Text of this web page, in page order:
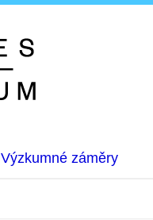
Výzkumné záměry